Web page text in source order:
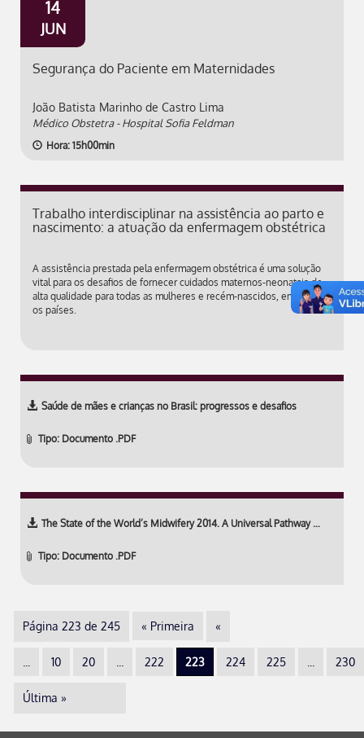
14
JUN
Segurança do Paciente em Maternidades
João Batista Marinho de Castro Lima
Médico Obstetra - Hospital Sofia Feldman
Hora: 15h00min
Trabalho interdisciplinar na assistência ao parto e
nascimento: a atuação da enfermagem obstétrica
A assistência prestada pela enfermagem obstétrica é uma solução
vital para os desafios de fornecer cuidados maternos-neonatais de
alta qualidade para todas as mulheres e recém-nascidos, em todos
os países.
Saúde de mães e crianças no Brasil: progressos e desafios
Tipo: Documento .PDF
The State of the World’s Midwifery 2014. A Universal Pathway …
Tipo: Documento .PDF
Página 223 de 245 « Primeira «
10 20 222 223 224 225 230
Última »